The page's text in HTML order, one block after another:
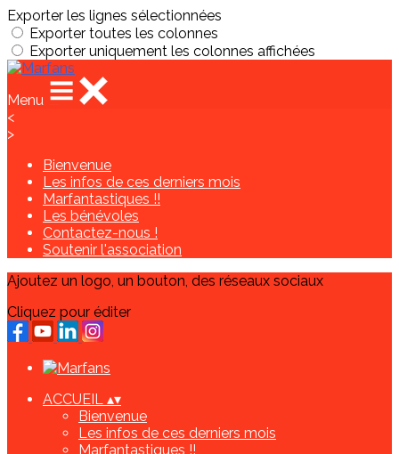
Exporter les lignes sélectionnées
Exporter toutes les colonnes
Exporter uniquement les colonnes affichées
Menu
<
>
Bienvenue
Les infos de ces derniers mois
Marfantastiques !!
Les bénévoles
Contactez-nous !
Soutenir l'association
Ajoutez un logo, un bouton, des réseaux sociaux
Cliquez pour éditer
ACCUEIL ▴▾
Bienvenue
Les infos de ces derniers mois
Marfantastiques !!